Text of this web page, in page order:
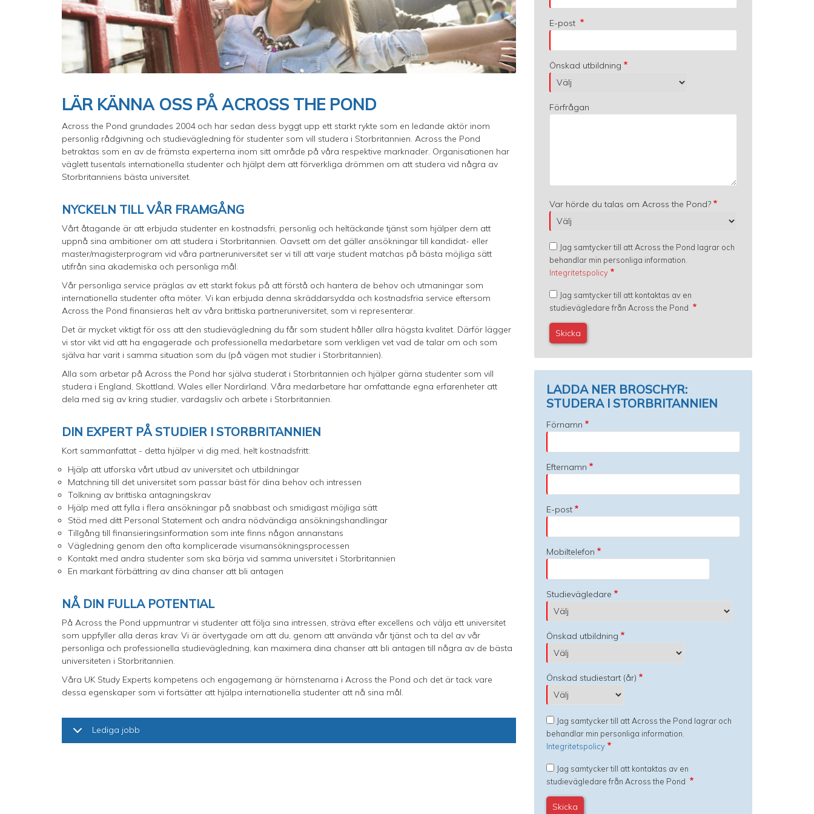
LÄR KÄNNA OSS PÅ ACROSS THE POND
Across the Pond grundades 2004 och har sedan dess byggt upp ett starkt rykte som en ledande aktör inom
personlig rådgivning och studievägledning för studenter som vill studera i Storbritannien. Across the Pond
betraktas som en av de främsta experterna inom sitt område på våra respektive marknader. Organisationen har
väglett tusentals internationella studenter och hjälpt dem att förverkliga drömmen om att studera vid några av
Storbritanniens bästa universitet.
NYCKELN TILL VÅR FRAMGÅNG
Vårt åtagande är att erbjuda studenter en kostnadsfri, personlig och heltäckande tjänst som hjälper dem att
uppnå sina ambitioner om att studera i Storbritannien. Oavsett om det gäller ansökningar till kandidat- eller
master/magisterprogram vid våra partneruniversitet ser vi till att varje student matchas på bästa möjliga sätt
utifrån sina akademiska och personliga mål.
Vår personliga service präglas av ett starkt fokus på att förstå och hantera de behov och utmaningar som
internationella studenter ofta möter. Vi kan erbjuda denna skräddarsydda och kostnadsfria service eftersom
Across the Pond finansieras helt av våra brittiska partneruniversitet, som vi representerar.
Det är mycket viktigt för oss att den studievägledning du får som student håller allra högsta kvalitet. Därför lägger
vi stor vikt vid att ha engagerade och professionella medarbetare som verkligen vet vad de talar om och som
själva har varit i samma situation som du (på vägen mot studier i Storbritannien).
Alla som arbetar på Across the Pond har själva studerat i Storbritannien och hjälper gärna studenter som vill
studera i England, Skottland, Wales eller Nordirland. Våra medarbetare har omfattande egna erfarenheter att
dela med sig av kring studier, vardagsliv och arbete i Storbritannien.
DIN EXPERT PÅ STUDIER I STORBRITANNIEN
Kort sammanfattat - detta hjälper vi dig med, helt kostnadsfritt:
Hjälp att utforska vårt utbud av universitet och utbildningar
Matchning till det universitet som passar bäst för dina behov och intressen
Tolkning av brittiska antagningskrav
Hjälp med att fylla i flera ansökningar på snabbast och smidigast möjliga sätt
Stöd med ditt Personal Statement och andra nödvändiga ansökningshandlingar
Tillgång till finansieringsinformation som inte finns någon annanstans
Vägledning genom den ofta komplicerade visumansökningsprocessen
Kontakt med andra studenter som ska börja vid samma universitet i Storbritannien
En markant förbättring av dina chanser att bli antagen
NÅ DIN FULLA POTENTIAL
På Across the Pond uppmuntrar vi studenter att följa sina intressen, sträva efter excellens och välja ett universitet
som uppfyller alla deras krav. Vi är övertygade om att du, genom att använda vår tjänst och ta del av vår
personliga och professionella studievägledning, kan maximera dina chanser att bli antagen till några av de bästa
universiteten i Storbritannien.
Våra UK Study Experts kompetens och engagemang är hörnstenarna i Across the Pond och det är tack vare
dessa egenskaper som vi fortsätter att hjälpa internationella studenter att nå sina mål.
Lediga jobb
E-post
Önskad utbildning
Förfrågan
Var hörde du talas om Across the Pond?
Jag samtycker till att Across the Pond lagrar och
behandlar min personliga information.
Integritetspolicy
Jag samtycker till att kontaktas av en
studievägledare från Across the Pond
LADDA NER BROSCHYR:
STUDERA I STORBRITANNIEN
Förnamn
Efternamn
E-post
Mobiltelefon
Studievägledare
Önskad utbildning
Önskad studiestart (år)
Jag samtycker till att Across the Pond lagrar och
behandlar min personliga information.
Integritetspolicy
Jag samtycker till att kontaktas av en
studievägledare från Across the Pond